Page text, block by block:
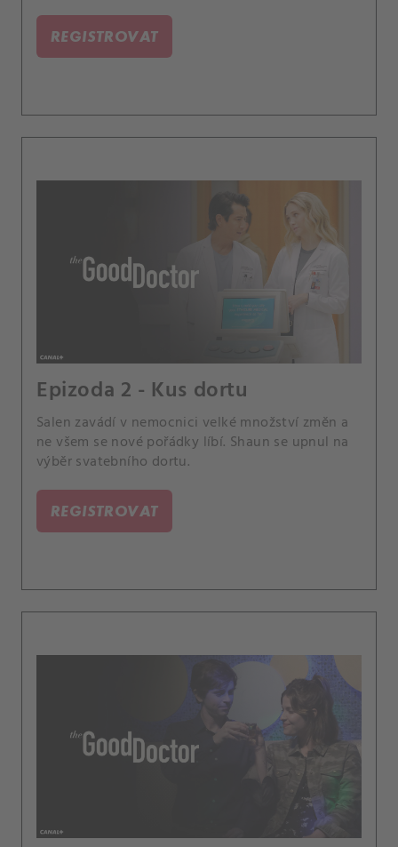
REGISTROVAT
Epizoda 2 - Kus dortu
Salen zavádí v nemocnici velké množství změn a
ne všem se nové pořádky líbí. Shaun se upnul na
výběr svatebního dortu.
REGISTROVAT